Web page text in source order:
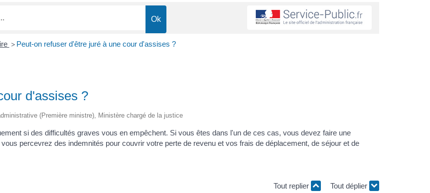
> Peut-on refuser d'être juré à une cour d'assises ?
d'assises ?
(Première ministre), Ministère chargé de la justice
si des difficultés graves vous en empêchent. Si vous êtes dans l'un de ces cas, vous devez faire une
percevrez des indemnités pour couvrir votre perte de revenu et vos frais de déplacement, de séjour et de
Tout replier Tout déplier